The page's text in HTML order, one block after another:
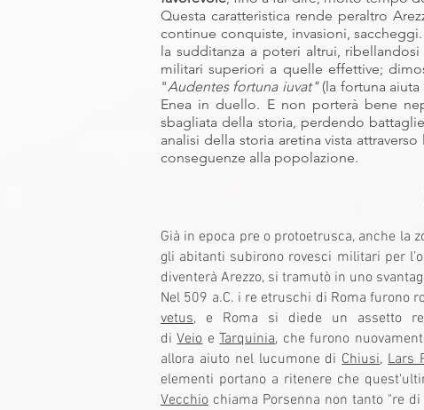
Questa caratteristica rende peraltro
continue conquiste, invasioni,
la sudditanza a poteri altrui,
militari superiori a quelle effettive;
"Audentes fortuna iuvat"(la fortuna aiuta
Enea in duello. E non porterà bene
sbagliata della storia, perdendo
analisi della storia aretina vista
conseguenze alla popolazione.
Già in epoca pre o protoetrusca, anche la
gli abitanti subirono rovesci militari per
diventerà Arezzo, si tramutò in uno
Nel 509 a.C. i re etruschi di Roma furono
vetus, e Roma si diede un assetto
diVeioeTarquinia, che furono
allora aiuto nel lucumone diChiusi,Lars
elementi portano a ritenere che
Vecchio chiama Porsenna non tanto "re